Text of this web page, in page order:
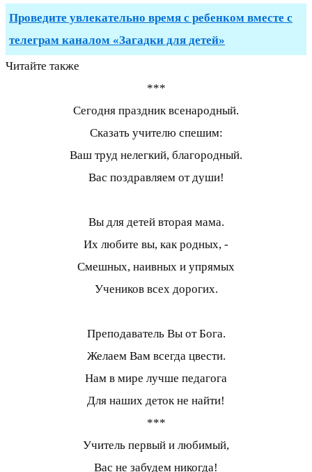
Проведите увлекательно время с ребенком вместе с
телеграм каналом «Загадки для детей»
Читайте также
***
Сегодня праздник всенародный.
Сказать учителю спешим:
Ваш труд нелегкий, благородный.
Вас поздравляем от души!
Вы для детей вторая мама.
Их любите вы, как родных, -
Смешных, наивных и упрямых
Учеников всех дорогих.
Преподаватель Вы от Бога.
Желаем Вам всегда цвести.
Нам в мире лучше педагога
Для наших деток не найти!
***
Учитель первый и любимый,
Вас не забудем никогда!